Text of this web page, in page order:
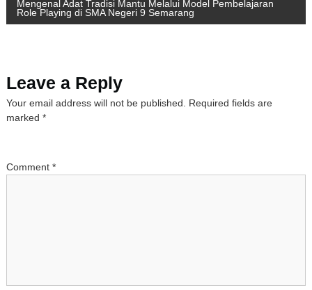
s
n
a
i
Mengenal Adat Tradisi Mantu Melalui Model Pembelajaran
Role Playing di SMA Negeri 9 Semarang
Leave a Reply
Your email address will not be published. Required fields are
marked *
Comment *